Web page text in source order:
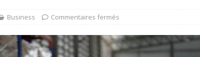
Business Commentaires fermés